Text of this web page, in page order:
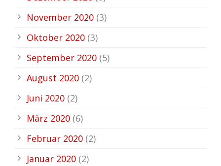
November 2020 (3)
Oktober 2020 (3)
September 2020 (5)
August 2020 (2)
Juni 2020 (2)
März 2020 (6)
Februar 2020 (2)
Januar 2020 (2)